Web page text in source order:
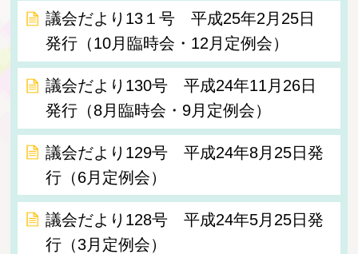
議会だより13１号 平成25年2月25日
発行（10月臨時会・12月定例会）
議会だより130号 平成24年11月26日
発行（8月臨時会・9月定例会）
議会だより129号 平成24年8月25日発
行（6月定例会）
議会だより128号 平成24年5月25日発
行（3月定例会）